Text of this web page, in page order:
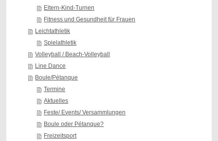
Eltern-Kind-Turnen
Fitness und Gesundheit für Frauen
Leichtathletik
Spielathletik
Volleyball / Beach-Volleyball
Line Dance
Boule/Pétanque
Termine
Aktuelles
Feste/ Events/ Versammlungen
Boule oder Pétanque?
Freizeitsport